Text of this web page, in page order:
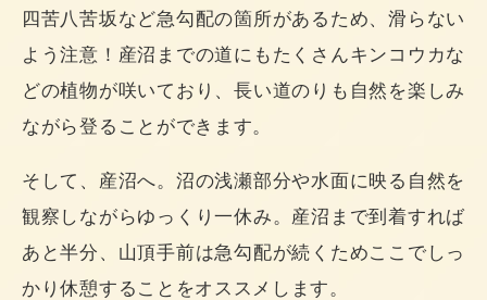
四苦八苦坂など急勾配の箇所があるため、滑らない
よう注意！産沼までの道にもたくさんキンコウカな
どの植物が咲いており、長い道のりも自然を楽しみ
ながら登ることができます。
そして、産沼へ。沼の浅瀬部分や水面に映る自然を
観察しながらゆっくり一休み。産沼まで到着すれば
あと半分、山頂手前は急勾配が続くためここでしっ
かり休憩することをオススメします。